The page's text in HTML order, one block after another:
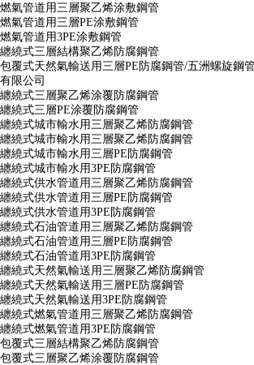
燃氣管道用三層聚乙烯涂敷鋼管
燃氣管道用三層PE涂敷鋼管
燃氣管道用3PE涂敷鋼管
纏繞式三層結構聚乙烯防腐鋼管
包覆式天然氣輸送用三層PE防腐鋼管/五洲螺旋鋼
有限公司
纏繞式三層聚乙烯涂覆防腐鋼管
纏繞式三層PE涂覆防腐鋼管
纏繞式城市輸水用三層聚乙烯防腐鋼管
纏繞式城市輸水用三層聚乙烯防腐鋼管
纏繞式城市輸水用三層PE防腐鋼管
纏繞式城市輸水用3PE防腐鋼管
纏繞式供水管道用三層聚乙烯防腐鋼管
纏繞式供水管道用三層PE防腐鋼管
纏繞式供水管道用3PE防腐鋼管
纏繞式石油管道用三層聚乙烯防腐鋼管
纏繞式石油管道用三層PE防腐鋼管
纏繞式石油管道用3PE防腐鋼管
纏繞式天然氣輸送用三層聚乙烯防腐鋼管
纏繞式天然氣輸送用三層PE防腐鋼管
纏繞式天然氣輸送用3PE防腐鋼管
纏繞式燃氣管道用三層聚乙烯防腐鋼管
纏繞式燃氣管道用3PE防腐鋼管
包覆式三層結構聚乙烯防腐鋼管
包覆式三層聚乙烯涂覆防腐鋼管